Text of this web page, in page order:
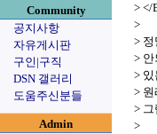
Community
공지사항
자유게시판
구인|구직
DSN 갤러리
도움주신분들
Admin
> </
>
>
>
>
>
> 그
>